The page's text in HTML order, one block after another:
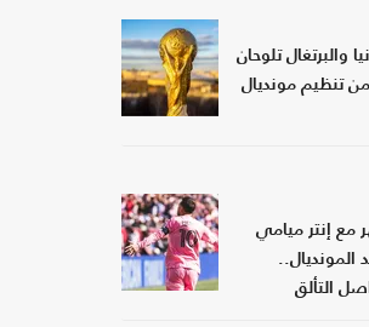
والبرتغال تلوحان
تنظيم مونديال
إنتر ميامي
المونديال..
التألق